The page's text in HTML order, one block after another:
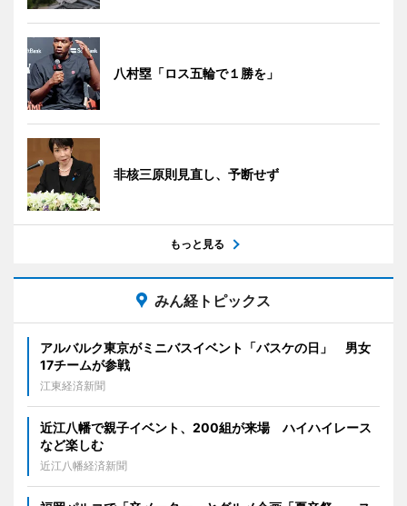
八村塁「ロス五輪で１勝を」
非核三原則見直し、予断せず
もっと見る
みん経トピックス
アルバルク東京がミニバスイベント「バスケの日」 男女
17チームが参戦
江東経済新聞
近江八幡で親子イベント、200組が来場 ハイハイレース
など楽しむ
近江八幡経済新聞